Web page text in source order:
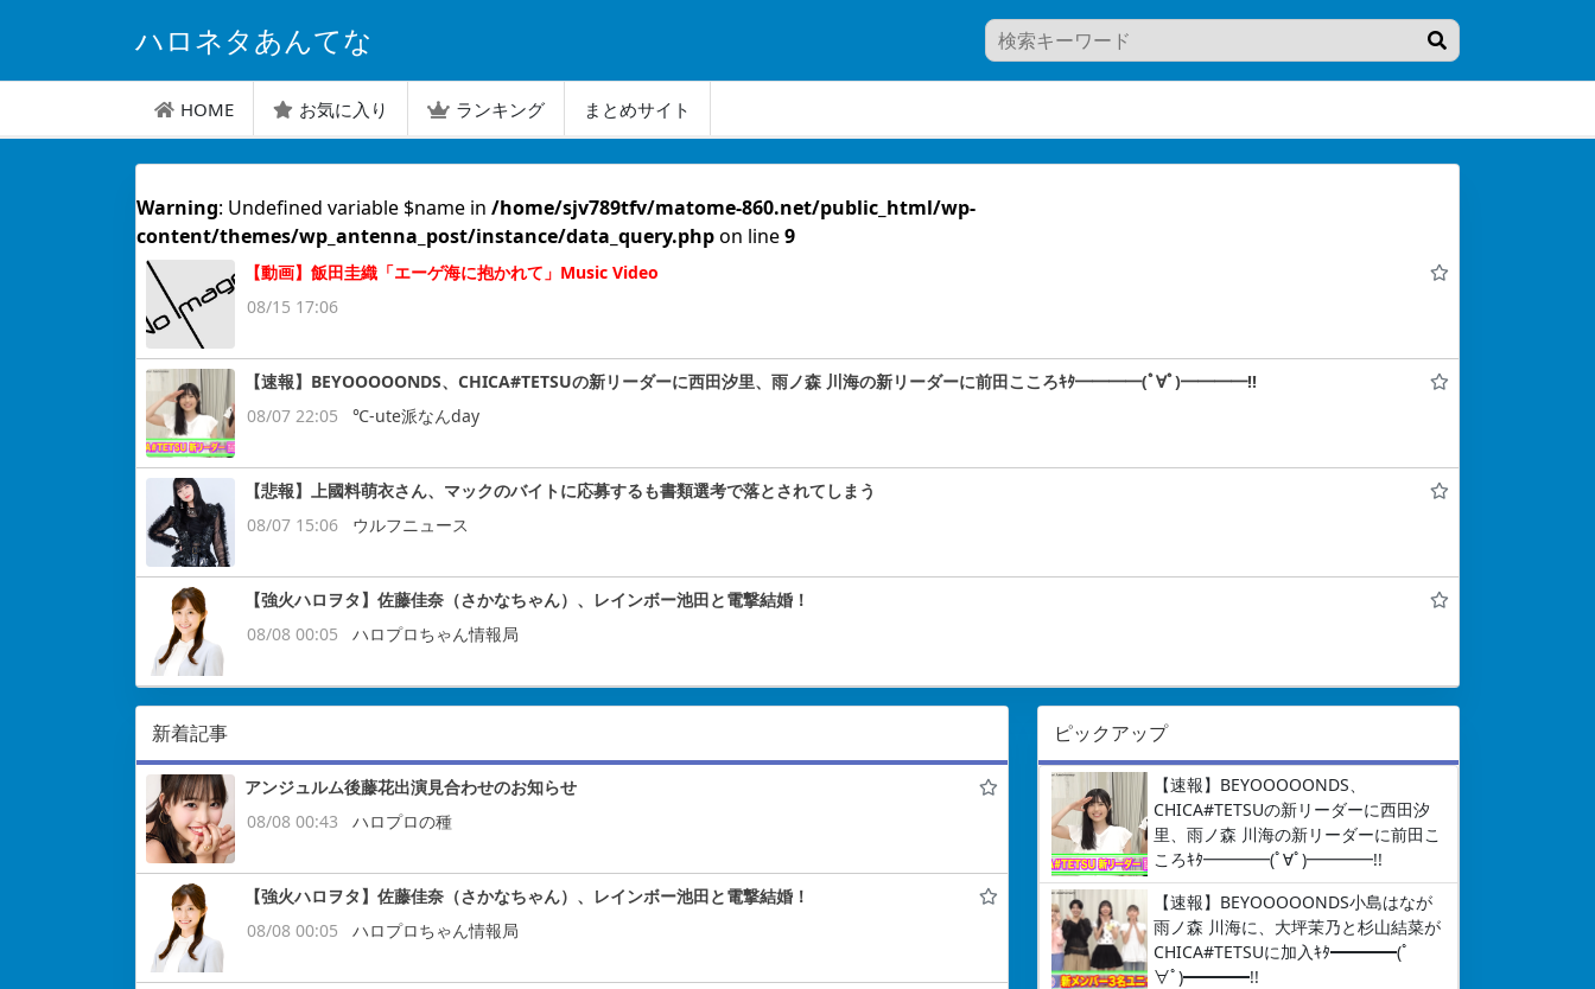
ハロネタあんてな
HOME お気に入り ランキング まとめサイト
Warning: Undefined variable $name in /home/sjv789tfv/matome-860.net/public_html/wp-
content/themes/wp_antenna_post/instance/data_query.phpon line9
【動画】飯田圭織「エーゲ海に抱かれて」Music Video
08/15 17:06
【速報】BEYOOOOONDS、CHICA#TETSUの新リーダーに西田汐里、雨ノ森 川海の新リーダーに前田こころｷﾀ━━━━(ﾟ∀ﾟ)━━━━!!
08/07 22:05
℃-ute派なんday
【悲報】上國料萌衣さん、マックのバイトに応募するも書類選考で落とされてしまう
08/07 15:06
ウルフニュース
【強火ハロヲタ】佐藤佳奈（さかなちゃん）、レインボー池田と電撃結婚！
08/08 00:05
ハロプロちゃん情報局
ピックアップ
【速報】BEYOOOOONDS、
CHICA#TETSUの新リーダーに西田汐
里、雨ノ森 川海の新リーダーに前田こ
ころｷﾀ━━━━(ﾟ∀ﾟ)━━━━!!
【速報】BEYOOOOONDS小島はなが
雨ノ森 川海に、大坪茉乃と杉山結菜が
CHICA#TETSUに加入ｷﾀ━━━━(ﾟ
∀ﾟ)━━━━!!
新着記事
アンジュルム後藤花出演見合わせのお知らせ
08/08 00:43
ハロプロの種
【強火ハロヲタ】佐藤佳奈（さかなちゃん）、レインボー池田と電撃結婚！
08/08 00:05
ハロプロちゃん情報局